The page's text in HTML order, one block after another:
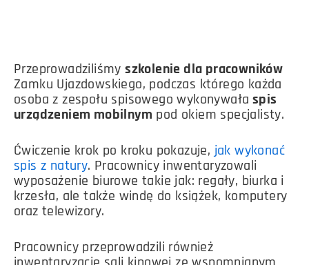
Przeprowadziliśmyszkolenie dla pracowników
Zamku Ujazdowskiego, podczas którego każda
osoba z zespołu spisowego wykonywała spis
urządzeniem mobilnym pod okiem specjalisty.
Ćwiczenie krok po kroku pokazuje, jak wykonać
spis z natury. Pracownicy inwentaryzowali
wyposażenie biurowe takie jak: regały, biurka i
krzesła, ale także windę do książek, komputery
oraz telewizory.
Pracownicy przeprowadzili również